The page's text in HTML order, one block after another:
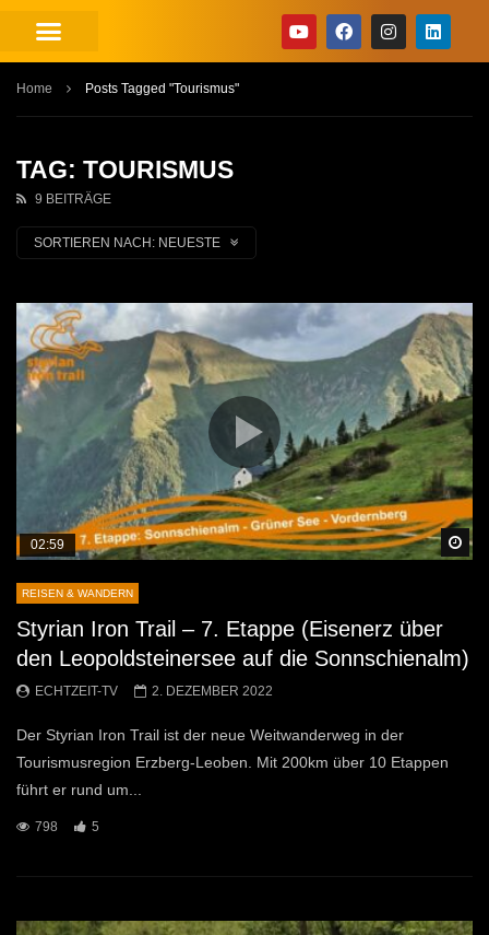
Home Posts Tagged "Tourismus"
TAG: TOURISMUS
9 BEITRÄGE
SORTIEREN NACH: NEUESTE
02:59
REISEN & WANDERN
Styrian Iron Trail – 7. Etappe (Eisenerz über
den Leopoldsteinersee auf die Sonnschienalm)
ECHTZEIT-TV 2. DEZEMBER 2022
Der Styrian Iron Trail ist der neue Weitwanderweg in der
Tourismusregion Erzberg-Leoben. Mit 200km über 10 Etappen
führt er rund um...
798 5